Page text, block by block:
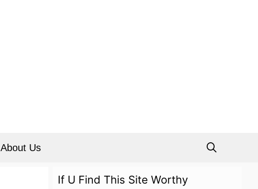
About Us
If U Find This Site Worthy